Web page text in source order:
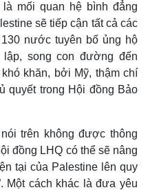
mối quan hệ bình đẳng
sẽ tiếp cận tất cả các
nước tuyên bố ủng hộ
song con đường đến
khăn, bởi Mỹ, thậm chí
quyết trong Hội đồng Bảo
trên không được thông
đồng LHQ có thể sẽ nâng
tại của Palestine lên quy
Một cách khác là đưa yêu